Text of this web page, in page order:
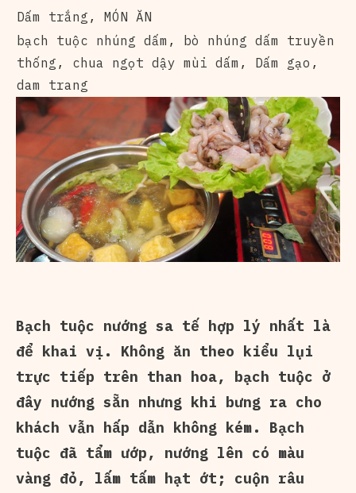
Dấm trắng , MÓN ĂN
bạch tuộc nhúng dấm , bò nhúng dấm truyền
thống , chua ngọt dậy mùi dấm , Dấm gạo ,
dam trang
Bạch tuộc nướng sa tế hợp lý nhất là
để khai vị. Không ăn theo kiểu lụi
trực tiếp trên than hoa, bạch tuộc ở
đây nướng sẵn nhưng khi bưng ra cho
khách vẫn hấp dẫn không kém. Bạch
tuộc đã tẩm ướp, nướng lên có màu
vàng đỏ, lấm tấm hạt ớt; cuộn râu